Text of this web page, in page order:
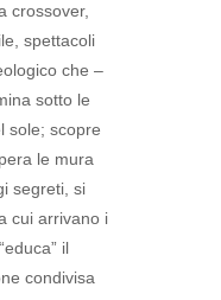
crossover,
spettacoli
che –
sotto le
sole; scopre
le mura
segreti, si
cui arrivano i
il
condivisa